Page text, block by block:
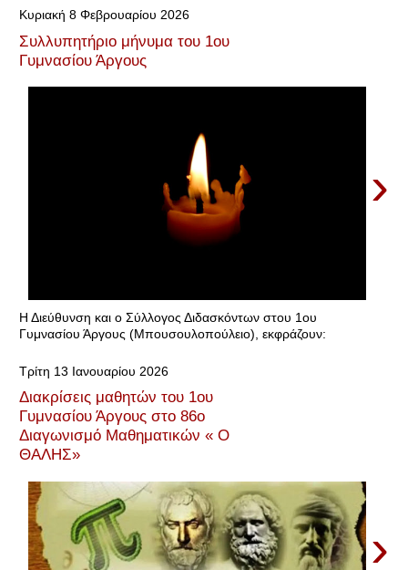
Κυριακή 8 Φεβρουαρίου 2026
Συλλυπητήριο μήνυμα του 1ου
Γυμνασίου Άργους
›
Η Διεύθυνση και ο Σύλλογος Διδασκόντων στου 1ου
Γυμνασίου Άργους (Μπουσουλοπούλειο), εκφράζουν:
Τρίτη 13 Ιανουαρίου 2026
Διακρίσεις μαθητών του 1ου
Γυμνασίου Άργους στο 86ο
Διαγωνισμό Μαθηματικών « Ο
ΘΑΛΗΣ»
›